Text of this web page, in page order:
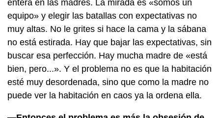
entera en las madres. La mirada es «somos un
equipo» y elegir las batallas con expectativas no
muy altas. No le grites si hace la cama y la sábana
no está estirada. Hay que bajar las expectativas, sin
buscar esa perfección. Hay mucha madre de «está
bien, pero...». Y el problema no es que la habitación
esté muy desordenada, sino que como la madre no
puede ver la habitación en caos ya la ordena ella.